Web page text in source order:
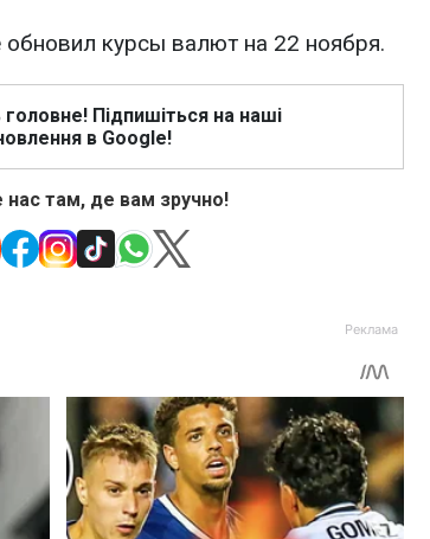
курсы валют на 22 ноября.
головне! Підпишіться на наші
в Google!
нас там, де вам зручно!